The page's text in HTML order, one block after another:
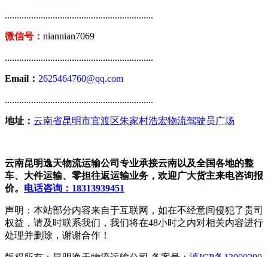
..............................................................
微信号： niannian7069
..............................................................
Email： 2625464760@qq.com
..............................................................
地址： 云南省昆明市官渡区朱家村浩宏物流驾驶员广场
云南昆明逸天物流运输公司专业承接云南以及全国各地的整
车、大件运输、零担往返运输业务，欢迎广大货主来电咨询报
价。 电话咨询：18313939451
声明：本站部分内容来自于互联网，如在不经意间侵犯了贵司
权益，请及时联系我们，我们将在48小时之内对相关内容进行
处理并删除，谢谢合作！